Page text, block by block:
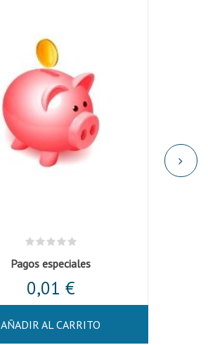
Pagos especiales
0,01 €
AÑADIR AL CARRITO